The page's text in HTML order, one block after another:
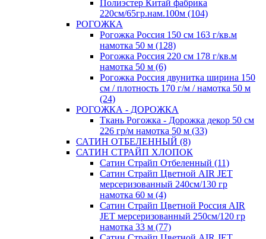
Полиэстер Китай фабрика
220см/65гр.нам.100м (104)
РОГОЖКА
Рогожка Россия 150 см 163 г/кв.м
намотка 50 м (128)
Рогожка Россия 220 см 178 г/кв.м
намотка 50 м (6)
Рогожка Россия двунитка ширина 150
см / плотность 170 г/м / намотка 50 м
(24)
РОГОЖКА - ДОРОЖКА
Ткань Рогожка - Дорожка декор 50 см
226 гр/м намотка 50 м (33)
САТИН ОТБЕЛЕННЫЙ (8)
САТИН СТРАЙП ХЛОПОК
Сатин Страйп Отбеленный (11)
Сатин Страйп Цветной AIR JET
мерсеризованный 240см/130 гр
намотка 60 м (4)
Сатин Страйп Цветной Россия AIR
JET мерсеризованный 250см/120 гр
намотка 33 м (77)